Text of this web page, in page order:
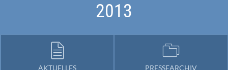
2013
AKTUELLES PRESSEARCHIV